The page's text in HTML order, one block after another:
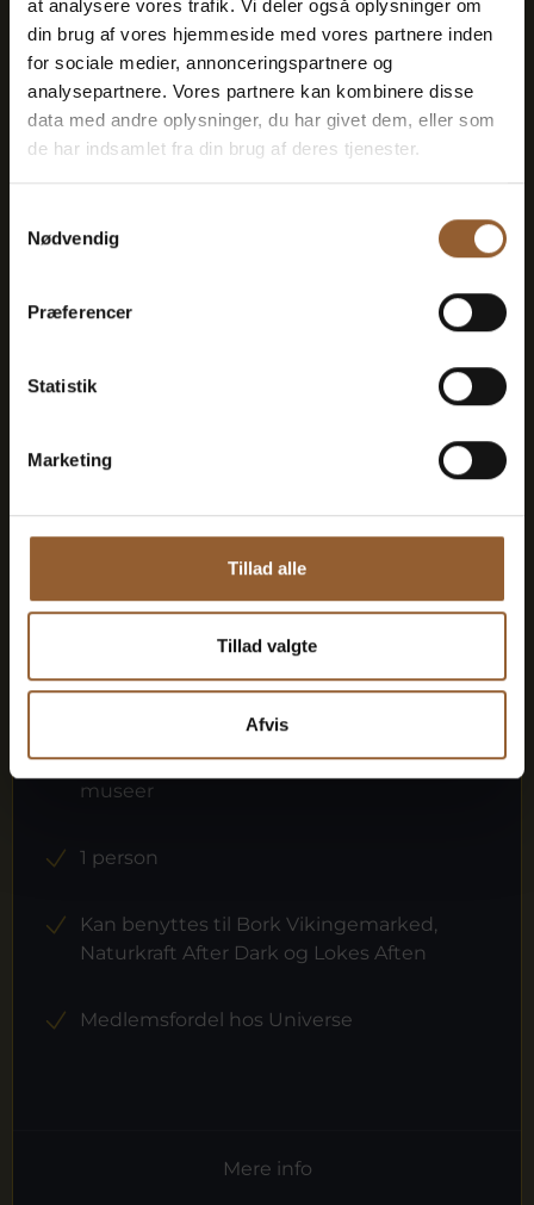
at analysere vores trafik. Vi deler også oplysninger om
din brug af vores hjemmeside med vores partnere inden
for sociale medier, annonceringspartnere og
analysepartnere. Vores partnere kan kombinere disse
data med andre oplysninger, du har givet dem, eller som
de har indsamlet fra din brug af deres tjenester.
Nødvendig
Præferencer
Statistik
Marketing
Tillad alle
Tillad valgte
Afvis
12 måneders fri adgang til alle vores
museer
Kan benyttes til Bork Vikingemarked,
449 KR
12 måneders fri adgang til alle vores
museer
1 person
Kan benyttes til Bork Vikingemarked,
Naturkraft After Dark og Lokes Aften
Medlemsfordel hos Universe
Mere info